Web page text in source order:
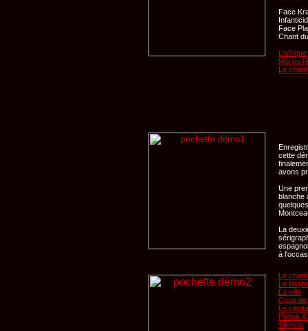
Face
Face
Chant
L'afrique
Moi ou
Le
cette
avons
Une
blanche
La
à
Le
Le
La ville
Coup
Le
Prison
Silencio